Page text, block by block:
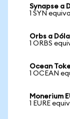
Synapse a
1 SYN
Orbs a
1 ORBS
Ocean
1 OCEAN
Monerium
1 EURE